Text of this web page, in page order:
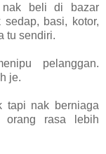
nak beli di bazar
basi, kotor,
tu sendiri.
pelanggan.
je.
tapi nak berniaga
orang rasa lebih